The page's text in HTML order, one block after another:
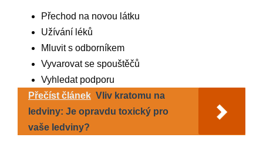
Přechod na novou látku
Užívání léků
Mluvit s odborníkem
Vyvarovat se spouštěčů
Vyhledat podporu
Přečíst článek Vliv kratomu na
ledviny: Je opravdu toxický pro
vaše ledviny?